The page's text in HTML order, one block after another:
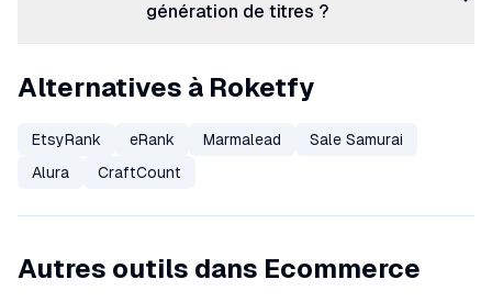
génération de titres ?
Alternatives à Roketfy
EtsyRank eRank Marmalead
Sale Samurai
Alura
CraftCount
Autres outils dans Ecommerce